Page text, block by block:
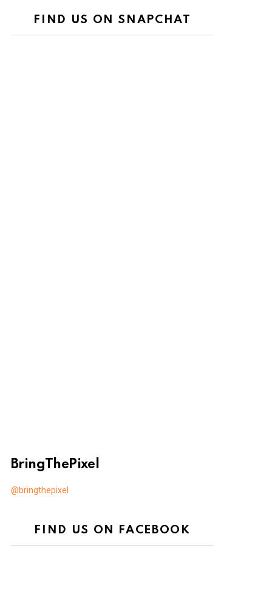
FIND US ON SNAPCHAT
BringThePixel
@bringthepixel
FIND US ON FACEBOOK